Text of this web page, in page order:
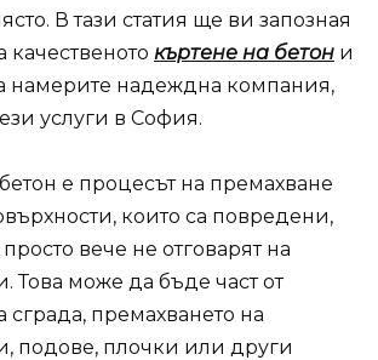
В тази статия ще ви запозная
качественото къртене на бетон и
намерите надеждна компания,
услуги в София.
е процесът на премахване
които са повредени,
вече не отговарят на
Това може да бъде част от
сграда, премахването на
подове, плочки или други